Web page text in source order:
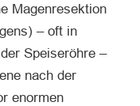
Magenresektion
– oft in
Speiseröhre –
nach der
enormen